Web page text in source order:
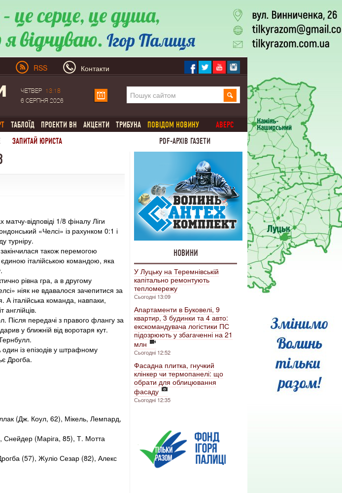
RSS Контакти
ЧЕТВЕР
13:18
6 СЕРПНЯ 2026
ТАБЛОЇД ПРОЕКТИ ВН АКЦЕНТИ ТРИБУНА ПОВІДОМ НОВИНУ
АВЕРС
ЗАПИТАЙ ЮРИСТА PDF-АРХІВ ГАЗЕТИ
відповіді 1/8 фіналу Ліги
«Челсі» із рахунком 0:1 і
турніру.
також перемогою
італійською командою, яка
рівна гра, а в другому
ніяк не вдавалося зачепитися за
А італійська команда, навпаки,
англійців.
Після передачі з правого флангу за
у ближній від воротаря кут.
один із епізодів у штрафному
Дрогба.
(Дж. Коул, 62), Мікель, Лемпард,
Снейдер (Маріга, 85), Т. Мотта
(57), Жуліо Сезар (82), Алекс
НОВИНИ
У Луцьку на Теремнівській
капітально ремонтують
тепломережу
Сьогодні 13:09
Апартаменти в Буковелі, 9
квартир, 3 будинки та 4 авто:
екскомандувача логістики ПС
підозрюють у збагаченні на 21
млн
Сьогодні 12:52
Фасадна плитка, гнучкий
клінкер чи термопанелі: що
обрати для облицювання
фасаду
Сьогодні 12:35